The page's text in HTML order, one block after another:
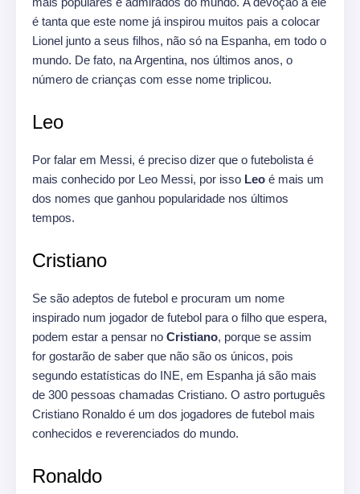
é tanta que este nome já inspirou muitos pais a colocar
Lionel junto a seus filhos, não só na Espanha, em todo o
mundo. De fato, na Argentina, nos últimos anos, o
número de crianças com esse nome triplicou.
Leo
Por falar em Messi, é preciso dizer que o futebolista é
mais conhecido por Leo Messi, por isso Leo é mais um
dos nomes que ganhou popularidade nos últimos
tempos.
Cristiano
Se são adeptos de futebol e procuram um nome
inspirado num jogador de futebol para o filho que espera,
podem estar a pensar no Cristiano, porque se assim
for gostarão de saber que não são os únicos, pois
segundo estatísticas do INE, em Espanha já são mais
de 300 pessoas chamadas Cristiano. O astro português
Cristiano Ronaldo é um dos jogadores de futebol mais
conhecidos e reverenciados do mundo.
Ronaldo